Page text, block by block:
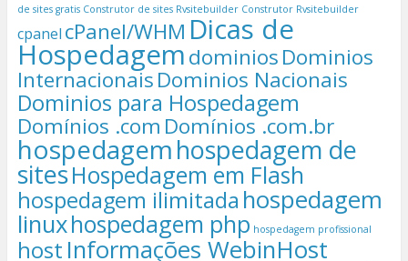
de sites gratis Construtor de sites Rvsitebuilder Construtor Rvsitebuilder
cpanel cPanel/WHM Dicas de
HospedagemdominiosDominios
InternacionaisDominios Nacionais
Dominios para Hospedagem
Domínios .com Domínios .com.br
hospedagemhospedagem de
sitesHospedagem em Flash
hospedagem ilimitada hospedagem
linuxhospedagem php hospedagem profissional
host Informações WebinHost